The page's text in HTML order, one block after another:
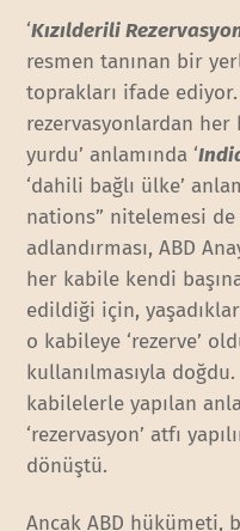
‘Kızılderili
resmen tanınan bir
toprakları ifade
rezervasyonlardan her
yurdu’ anlamında ‘
‘dahili bağlı ülke’
nations” nitelemesi de
adlandırması, ABD
her kabile kendi
edildiği için,
o kabileye ‘rezerve’
kullanılmasıyla
kabilelerle yapılan
‘rezervasyon’ atfı
dönüştü.
Ancak ABD hükümeti,